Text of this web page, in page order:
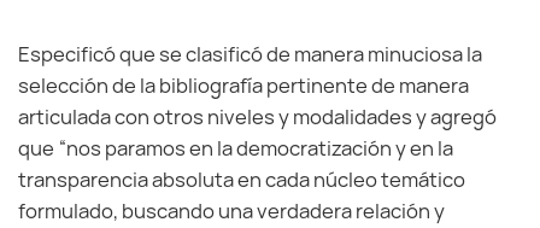
Especificó que se clasificó de manera minuciosa la
selección de la bibliografía pertinente de manera
articulada con otros niveles y modalidades y agregó
que “nos paramos en la democratización y en la
transparencia absoluta en cada núcleo temático
formulado, buscando una verdadera relación y